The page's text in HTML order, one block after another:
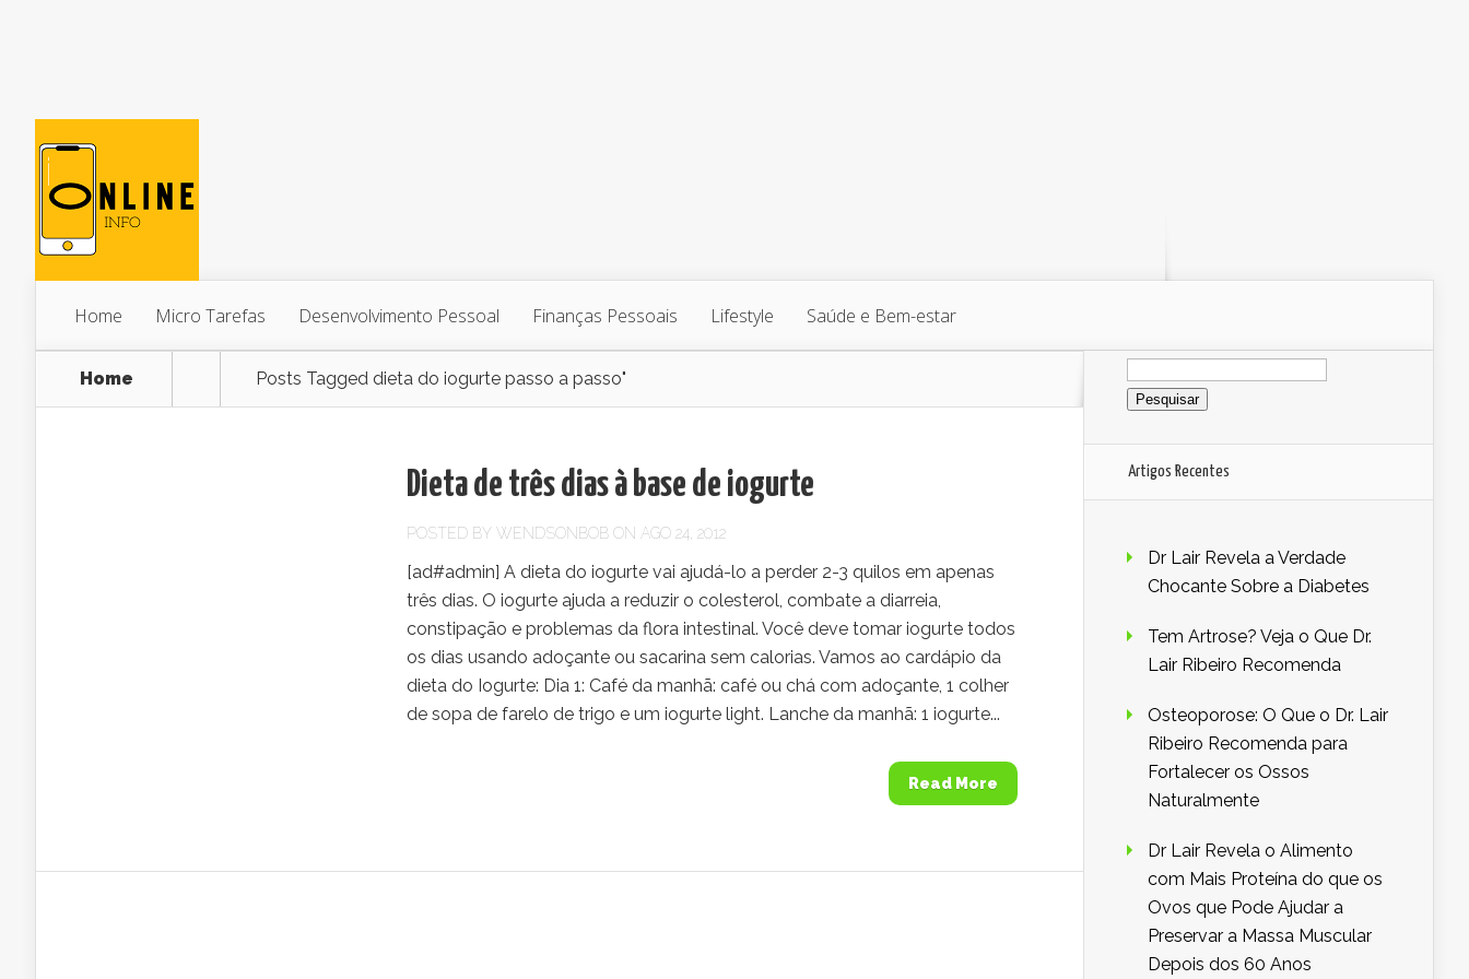
Home Micro Tarefas Desenvolvimento Pessoal Finanças Pessoais Lifestyle Saúde e Bem-estar
Home Posts Tagged dieta do iogurte passo a passo"
Dieta de três dias à base de iogurte
POSTED BY WENDSONBOB ON AGO 24, 2012
[ad#admin] A dieta do iogurte vai ajudá-lo a perder 2-3 quilos em apenas
três dias. O iogurte ajuda a reduzir o colesterol, combate a diarreia,
constipação e problemas da flora intestinal. Você deve tomar iogurte todos
os dias usando adoçante ou sacarina sem calorias. Vamos ao cardápio da
dieta do Iogurte: Dia 1: Café da manhã: café ou chá com adoçante, 1 colher
de sopa de farelo de trigo e um iogurte light. Lanche da manhã: 1 iogurte...
Read More
Pesquisar
por:
Artigos Recentes
Dr Lair Revela a Verdade
Chocante Sobre a Diabetes
Tem Artrose? Veja o Que Dr.
Lair Ribeiro Recomenda
Osteoporose: O Que o Dr. Lair
Ribeiro Recomenda para
Fortalecer os Ossos
Naturalmente
Dr Lair Revela o Alimento
com Mais Proteína do que os
Ovos que Pode Ajudar a
Preservar a Massa Muscular
Depois dos 60 Anos